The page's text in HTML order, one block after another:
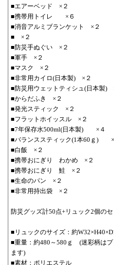
■エアーベッド ×２
■携帯用トイレ ×６
■消音アルミブランケット ×２
■ ×２
■防災手ぬぐい ×２
■軍手 ×２
■マスク ×２
■非常用カイロ(日本製) ×２
■防災用ウェットティシュ(日本製)
■からだふき ×２
■発光スティック ×２
■フラットホイッスル ×２
■7年保存水500ml(日本製) ×４
■バランススティック(1本60ｇ) ×
■白飯 ×２
■携帯おにぎり わかめ ×２
■携帯おにぎり 鮭 ×２
■生命のパン ×２
■非常用持出袋 ×２
防災グッズ計50点+リュック2個のセ
■リュックのサイズ：約
■重量：約480～580ｇ (迷彩柄はプ
ます)
■素材：ポリエステル